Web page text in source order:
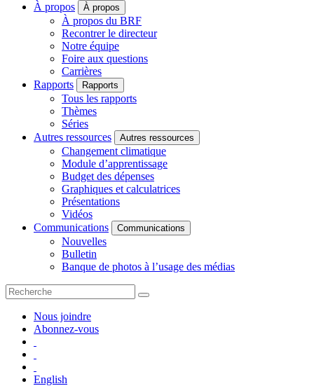
À propos À propos
À propos du BRF
Recontrer le directeur
Notre équipe
Foire aux questions
Carrières
Rapports
Rapports
Tous les rapports
Thèmes
Séries
Autres ressources
Autres ressources
Changement climatique
Module d’apprentissage
Budget des dépenses
Graphiques et calculatrices
Présentations
Vidéos
Communications
Communications
Nouvelles
Bulletin
Banque de photos à l’usage des médias
Nous joindre
Abonnez-vous
English